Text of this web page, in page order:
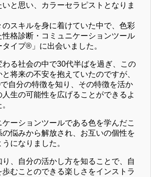
いと思い、カラーセラピストとなりま
スキルを身に着けていた中で、色彩
格診断・コミュニケーションツール
イプ®」に出会いました。
る社会の中で30代半ばを過ぎ、この
将来の不安を抱えていたのですが、
自分の特徴を知り、その特徴を活か
生の可能性を広げることができるよ
ケーションツールである色を学んだこ
の悩みから解放され、お互いの個性を
になりました。
り、自分の活かし方を知ることで、自
むことのできる楽しさをインストラ